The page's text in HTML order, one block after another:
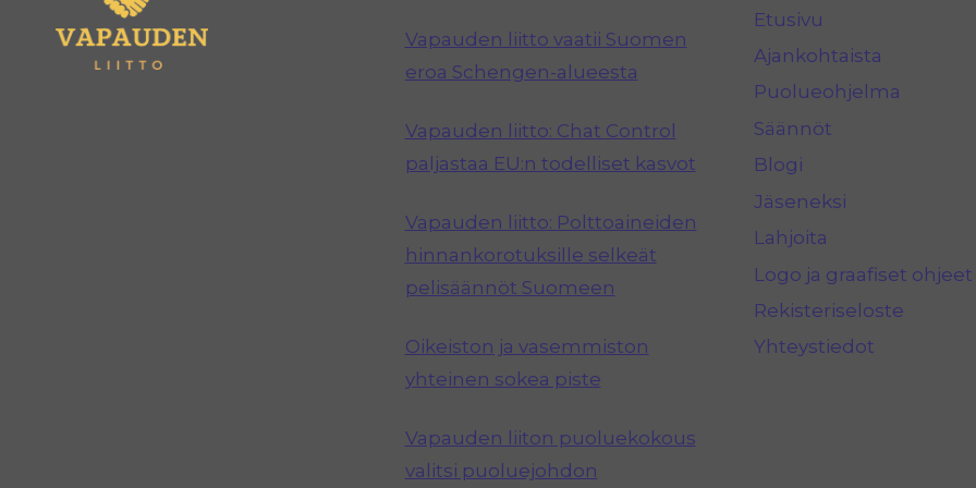
Vapauden liitto vaatii Suomen
eroa Schengen-alueesta
Vapauden liitto: Chat Control
paljastaa EU:n todelliset kasvot
Vapauden liitto: Polttoaineiden
hinnankorotuksille selkeät
pelisäännöt Suomeen
Oikeiston ja vasemmiston
yhteinen sokea piste
Vapauden liiton puoluekokous
valitsi puoluejohdon
Etusivu
Ajankohtaista
Puolueohjelma
Säännöt
Blogi
Jäseneksi
Lahjoita
Logo ja graafiset ohjeet
Rekisteriseloste
Yhteystiedot